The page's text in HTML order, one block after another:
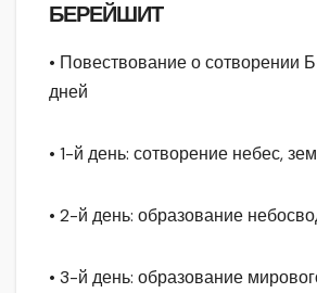
БЕРЕЙШИТ
• Повествование о сотворении
дней
• 1-й день: сотворение небес,
• 2-й день: образование
• 3-й день: образование